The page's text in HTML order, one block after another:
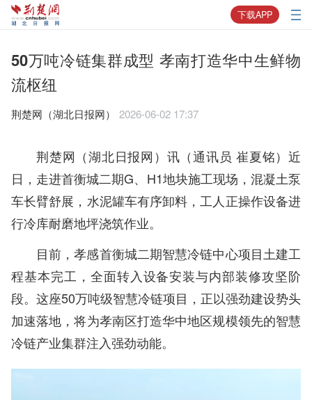
下载APP
50万吨冷链集群成型 孝南打造华中生鲜物
流枢纽
荆楚网（湖北日报网） 2026-06-02 17:37
荆楚网（湖北日报网）讯（通讯员 崔夏铭）近
日，走进首衡城二期G、H1地块施工现场，混凝土泵
车长臂舒展，水泥罐车有序卸料，工人正操作设备进
行冷库耐磨地坪浇筑作业。
目前，孝感首衡城二期智慧冷链中心项目土建工
程基本完工，全面转入设备安装与内部装修攻坚阶
段。这座50万吨级智慧冷链项目，正以强劲建设势头
加速落地，将为孝南区打造华中地区规模领先的智慧
冷链产业集群注入强劲动能。